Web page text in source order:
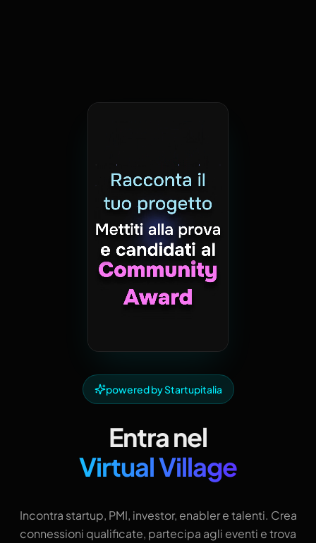
powered by Startupitalia
Entra nel
Virtual Village
Incontra startup, PMI, investor, enabler e talenti. Crea
connessioni qualificate, partecipa agli eventi e trova